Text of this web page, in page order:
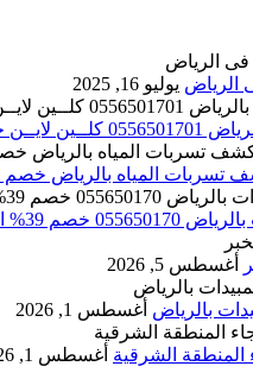
الرياض يوليو 16, 2025
باحدث الاجهزة
بالرياض خصم 39% اطلب الان 0556501701‬‏ – تقارير معتمدة
علي الحشرات والقوارض
أغسطس 5, 2026
بالرياض أغسطس 1, 2026
المنطقة الشرقية أغسطس 1, 2026